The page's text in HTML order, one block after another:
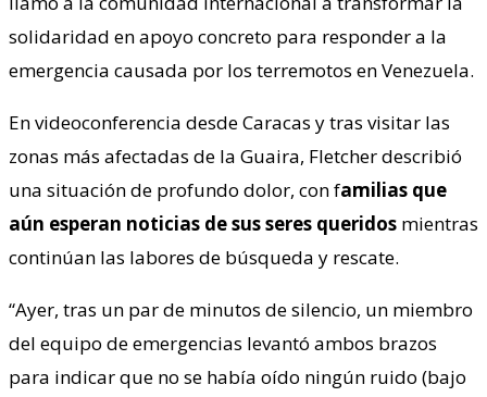
solidaridad en apoyo concreto para responder a la
emergencia causada por los terremotos en Venezuela.
En videoconferencia desde Caracas y tras visitar las
zonas más afectadas de la Guaira, Fletcher describió
una situación de profundo dolor, con familias que
aún esperan noticias de sus seres queridos mientras
continúan las labores de búsqueda y rescate.
“Ayer, tras un par de minutos de silencio, un miembro
del equipo de emergencias levantó ambos brazos
para indicar que no se había oído ningún ruido (bajo